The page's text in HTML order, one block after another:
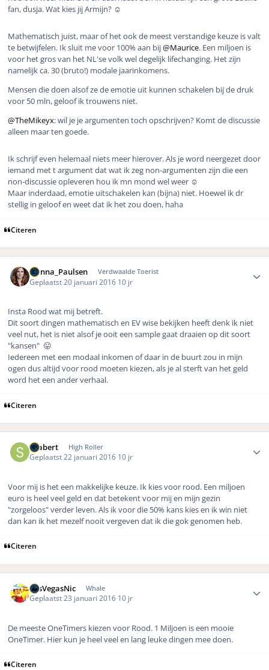
fan, dusja. Wat kies jij Armijn? ☺️
Mathematisch juist, maar of het ook de meest verstandige keuze is valt
te betwijfelen. Ik sluit me voor 100% aan bij@Maurice. Een miljoen is
voor het gros van het NL'se volk wel degelijk lifechanging. Het zijn
namelijk ca. 30 (bruto!) modale jaarinkomens.
Mensen die doen alsof ze de emotie uit kunnen schakelen bij de druk
voor 50 mln, geloof ik trouwens niet.
@TheMikeyx: wil je je argumenten toch opschrijven? Komt de discussie
alleen maar ten goede.
Ik schrijf even helemaal niets meer hierover. Als je word neergezet door
iemand met t argument dat wat ik zeg non-argumenten zijn die een
non-discussie opleveren hou ik mn mond wel weer ☺️
Maar inderdaad, emotie uitschakelen kan (bijna) niet. Hoewel ik dr
stellig in geloof en weet dat ik het zou doen, haha
Citeren
Donna_Paulsen Verdwaalde Toerist
Geplaatst 20 januari 2016 10 jr
Insta Rood wat mij betreft.
Dit soort dingen mathematisch en EV wise bekijken heeft denk ik niet
veel nut, het is niet alsof je ooit een sample gaat draaien op dit soort
"kansen" 😛
Iedereen met een modaal inkomen of daar in de buurt zou in mijn
ogen dus altijd voor rood moeten kiezen, als je al sterft van het geld
word het een ander verhaal.
Citeren
Seabert High Roller
Geplaatst22 januari 2016 10 jr
Voor mij is het een makkelijke keuze. Ik kies voor rood. Een miljoen
euro is heel veel geld en dat betekent voor mij en mijn gezin
"zorgeloos" verder leven. Als ik voor die 50% kans kies en ik win niet
dan kan ik het mezelf nooit vergeven dat ik die gok genomen heb.
Citeren
LasVegasNic Whale
Geplaatst23 januari 2016 10 jr
De meeste OneTimers kiezen voor Rood. 1 Miljoen is een mooie
OneTimer. Hier kun je heel veel en lang leuke dingen mee doen.
Citeren